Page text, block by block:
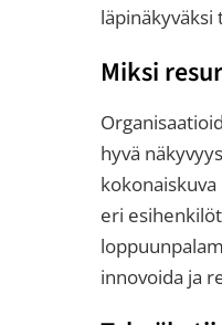
Miksi
hyvä
eri
innovoida ja